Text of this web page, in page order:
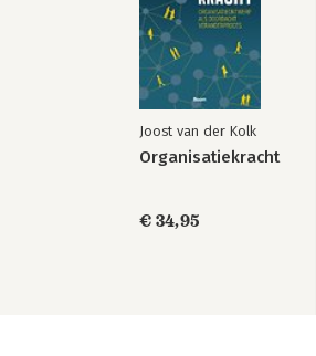
Joost van der Kolk
Organisatiekracht
€ 34,95